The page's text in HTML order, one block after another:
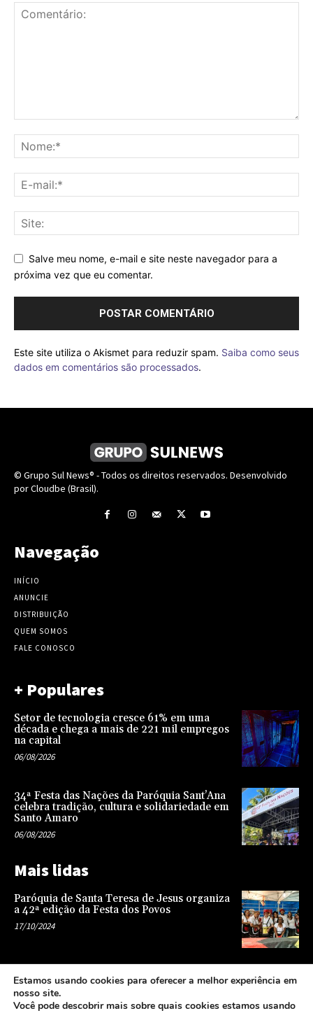
Salve meu nome, e-mail e site neste navegador para a
próxima vez que eu comentar.
Este site utiliza o Akismet para reduzir spam. Saiba como seus
dados em comentários são processados.
© Grupo Sul News® - Todos os direitos reservados. Desenvolvido
por Cloudbe (Brasil).
Navegação
INÍCIO
ANUNCIE
DISTRIBUIÇÃO
QUEM SOMOS
FALE CONOSCO
+ Populares
Setor de tecnologia cresce 61% em uma
década e chega a mais de 221 mil empregos
na capital
06/08/2026
34ª Festa das Nações da Paróquia Sant’Ana
celebra tradição, cultura e solidariedade em
Santo Amaro
06/08/2026
Mais lidas
Paróquia de Santa Teresa de Jesus organiza
a 42ª edição da Festa dos Povos
17/10/2024
Representatividade na infância: o papel da
escola na formação de uma sociedade mais
justa e equitativa
Estamos usando cookies para oferecer a melhor experiência em
nosso site.
Você pode descobrir mais sobre quais cookies estamos usando